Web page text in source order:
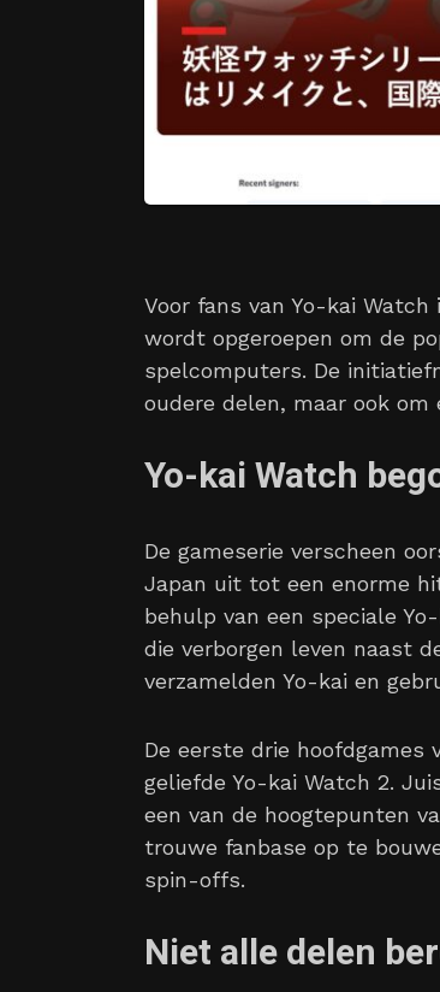
Voor fans van Yo-kai Watch
wordt opgeroepen om de
spelcomputers. De
oudere delen, maar ook om
Yo-kai Watch
De gameserie verscheen
Japan uit tot een enorme
behulp van een speciale
die verborgen leven naast
verzamelden Yo-kai en
De eerste drie hoofdgames
geliefde Yo-kai Watch 2.
een van de hoogtepunten
trouwe fanbase op te
spin-offs.
Niet alle delen